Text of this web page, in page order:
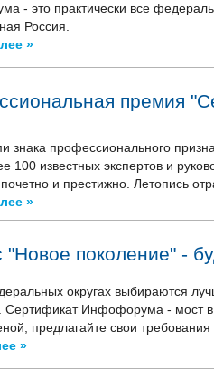
- это практически все
Россия.
»
премия
знака профессионального
100 известных экспертов и
и престижно. Летопись
»
"Новое поколение" -
округах выбираются
Сертификат Инфофорума - мост
предлагайте свои требования
»